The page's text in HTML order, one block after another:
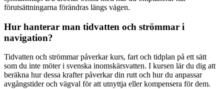
förutsättningarna förändras längs vägen.
Hur hanterar man tidvatten och strömmar i
navigation?
Tidvatten och strömmar påverkar kurs, fart och tidplan på ett sätt
som du inte möter i svenska inomskärsvatten. I kursen lär du dig att
beräkna hur dessa krafter påverkar din rutt och hur du anpassar
avgångstider och vägval för att utnyttja eller kompensera för dem.